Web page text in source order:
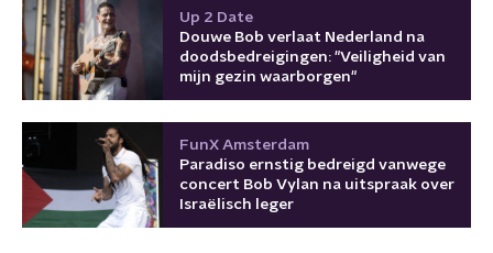
Up 2 Date
Douwe Bob verlaat Nederland na
doodsbedreigingen: "Veiligheid van
mijn gezin waarborgen"
FunX Amsterdam
Paradiso ernstig bedreigd vanwege
concert Bob Vylan na uitspraak over
Israëlisch leger